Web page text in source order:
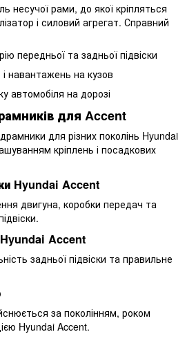
несучої рами, до якої кріпляться
і силовий агрегат. Справний
передньої та задньої підвіски
навантажень на кузов
автомобіля на дорозі
для Accent
для різних поколінь Hyundai
кріплень і посадкових
Hyundai Accent
двигуна, коробки передач та
Accent
задньої підвіски та правильне
за поколінням, роком
Hyundai Accent.